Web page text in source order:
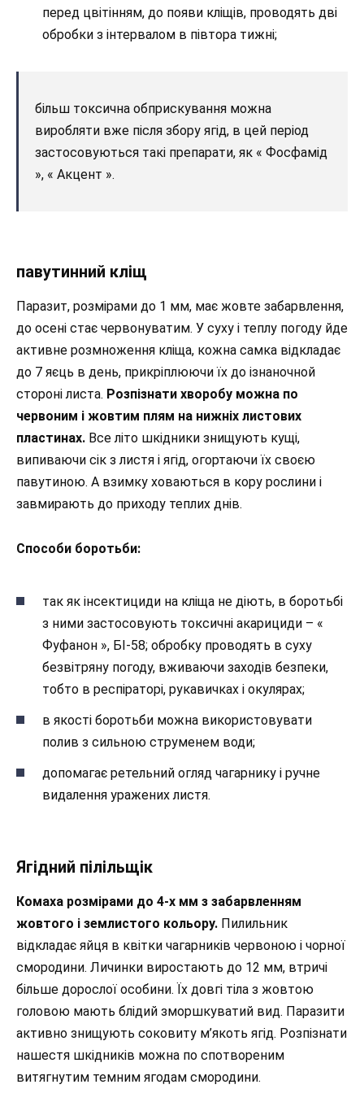
перед цвітінням, до появи кліщів, проводять дві
обробки з інтервалом в півтора тижні;
більш токсична обприскування можна
виробляти вже після збору ягід, в цей період
застосовуються такі препарати, як « Фосфамід
», « Акцент ».
павутинний кліщ
Паразит, розмірами до 1 мм, має жовте забарвлення,
до осені стає червонуватим. У суху і теплу погоду йде
активне розмноження кліща, кожна самка відкладає
до 7 яєць в день, прикріплюючи їх до ізнаночной
стороні листа. Розпізнати хворобу можна по
червоним і жовтим плям на нижніх листових
пластинах. Все літо шкідники знищують кущі,
випиваючи сік з листя і ягід, огортаючи їх своєю
павутиною. А взимку ховаються в кору рослини і
завмирають до приходу теплих днів.
Способи боротьби:
так як інсектициди на кліща не діють, в боротьбі
з ними застосовують токсичні акарициди – «
Фуфанон », БІ-58; обробку проводять в суху
безвітряну погоду, вживаючи заходів безпеки,
тобто в респіраторі, рукавичках і окулярах;
в якості боротьби можна використовувати
полив з сильною струменем води;
допомагає ретельний огляд чагарнику і ручне
видалення уражених листя.
Ягідний пілільщік
Комаха розмірами до 4-х мм з забарвленням
жовтого і землистого кольору. Пилильник
відкладає яйця в квітки чагарників червоною і чорної
смородини. Личинки виростають до 12 мм, втричі
більше дорослої особини. Їх довгі тіла з жовтою
головою мають блідий зморшкуватий вид. Паразити
активно знищують соковиту м’якоть ягід. Розпізнати
нашестя шкідників можна по спотвореним
витягнутим темним ягодам смородини.